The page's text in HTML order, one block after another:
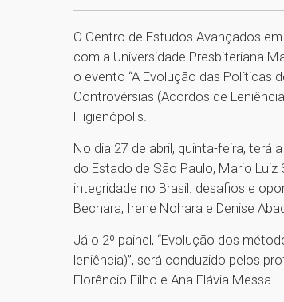
O Centro de Estudos Avançados
com a Universidade Presbiteriana
o evento “A Evolução das Políticas
Controvérsias (Acordos de
Higienópolis.
No dia 27 de abril, quinta-feira, terá
do Estado de São Paulo, Mario Luiz
integridade no Brasil: desafios e
Bechara, Irene Nohara e Denise
Já o 2º painel, “Evolução dos
leniência)”, será conduzido pelos
Florêncio Filho e Ana Flávia Messa.